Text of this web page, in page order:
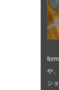
や
シ